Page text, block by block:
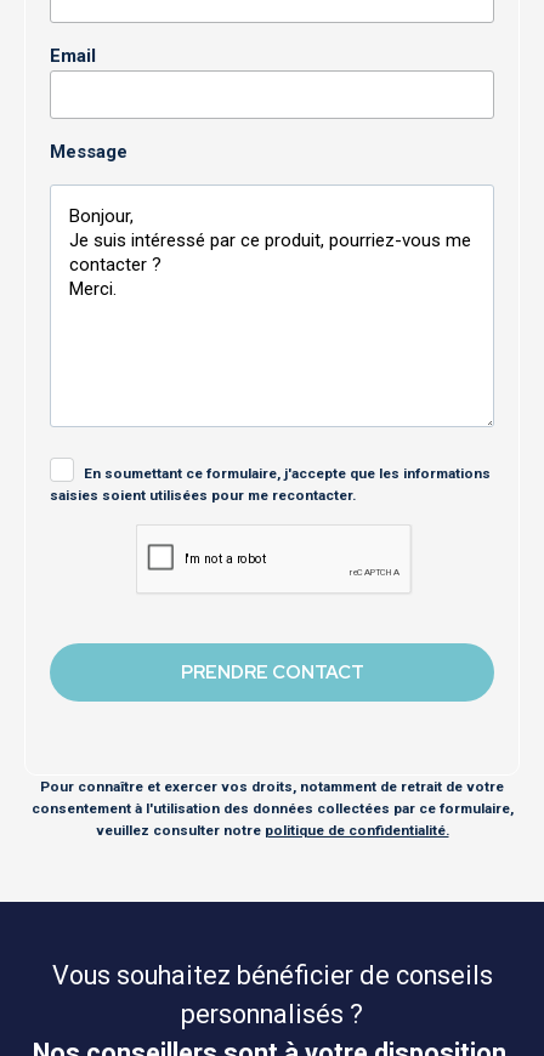
Email
Message
En soumettant ce formulaire, j'accepte que les informations
saisies soient utilisées pour me recontacter.
Pour connaître et exercer vos droits, notamment de retrait de votre
consentement à l'utilisation des données collectées par ce formulaire,
veuillez consulter notre politique de confidentialité.
Vous souhaitez bénéficier de conseils
personnalisés ?